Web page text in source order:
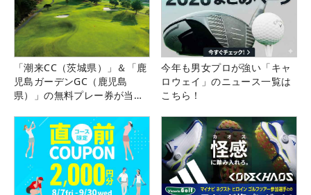
「潮来CC（茨城県）」＆「鹿
児島ガーデンGC（鹿児島
県）」の無料プレー券が当た
今年も男女プロが強い「キャ
ロウェイ」のニュース一覧は
こちら！